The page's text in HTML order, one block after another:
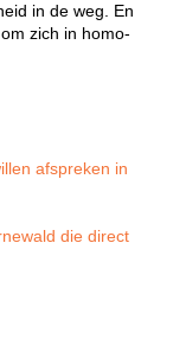
in de weg. En
zich in homo-
afspreken in
die direct